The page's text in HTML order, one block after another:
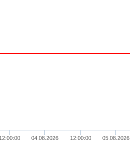
12:00:00
04.08.2026
12:00:00
05.08.2026